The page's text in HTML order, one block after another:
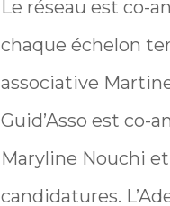
Le réseau est co-
chaque échelon
associative
Guid’Asso est co-
Maryline Nouchi
candidatures.